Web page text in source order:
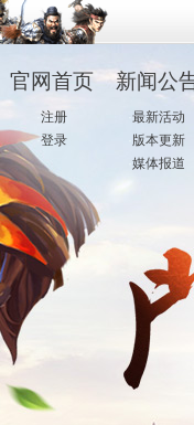
官网首页 新闻公
注册
·登录
最新活动
版本更新
媒体报道